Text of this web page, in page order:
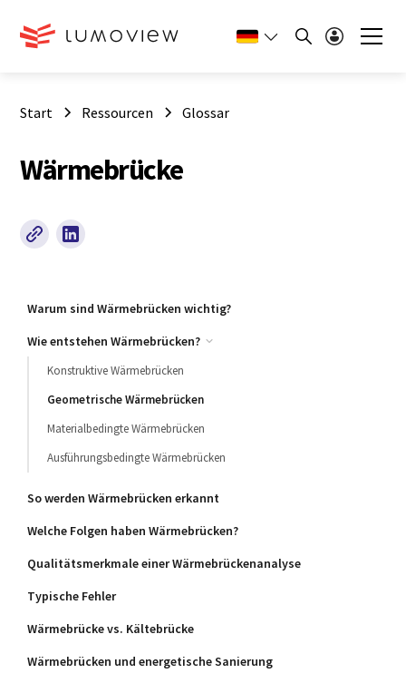
Start Ressourcen Glossar
Wärmebrücke
Warum sind Wärmebrücken wichtig?
Wie entstehen Wärmebrücken?
Konstruktive Wärmebrücken
Geometrische Wärmebrücken
Materialbedingte Wärmebrücken
Ausführungsbedingte Wärmebrücken
So werden Wärmebrücken erkannt
Welche Folgen haben Wärmebrücken?
Qualitätsmerkmale einer Wärmebrückenanalyse
Typische Fehler
Wärmebrücke vs. Kältebrücke
Wärmebrücken und energetische Sanierung